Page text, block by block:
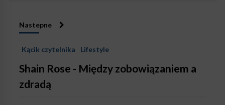
Nastepne
Kącik czytelnika Lifestyle
Shain Rose - Między zobowiązaniem a
zdradą